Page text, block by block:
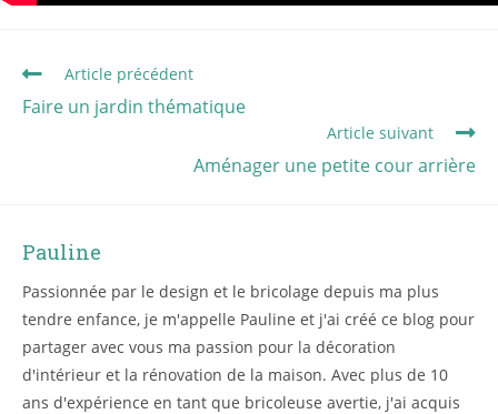
Article précédent
Faire un jardin thématique
Article suivant
Aménager une petite cour arrière
Pauline
Passionnée par le design et le bricolage depuis ma plus
tendre enfance, je m'appelle Pauline et j'ai créé ce blog pour
partager avec vous ma passion pour la décoration
d'intérieur et la rénovation de la maison. Avec plus de 10
ans d'expérience en tant que bricoleuse avertie, j'ai acquis